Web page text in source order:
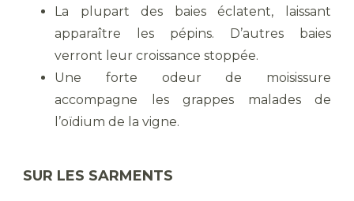
La plupart des baies éclatent, laissant
apparaître les pépins. D’autres baies
verront leur croissance stoppée.
Une forte odeur de moisissure
accompagne les grappes malades de
l’oïdium de la vigne.
SUR LES SARMENTS